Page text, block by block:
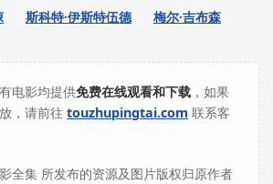
斯科特·伊斯特伍德 梅尔·吉布森
电影均提供免费在线观看和下载 ，如果
，请前往 touzhupingtai.com 联系客
全集 所发布的资源及图片版权归原作者